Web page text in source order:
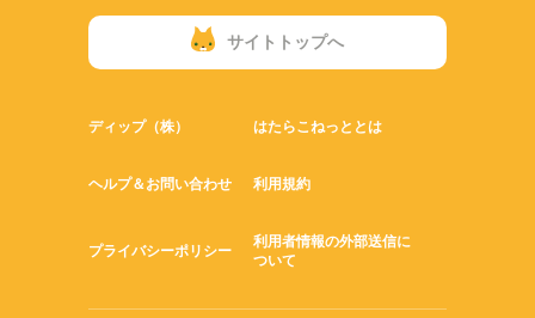
サイトトップへ
ディップ（株） はたらこねっととは
ヘルプ＆お問い合わせ 利用規約
プライバシーポリシー
利用者情報の外部送信に
ついて